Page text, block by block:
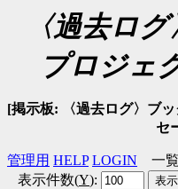
〈過去ロ
プロジェ
[掲示板: 〈過去ログ〉ブ
セ
管理用 HELP LOGIN 一
表示件数(Y):